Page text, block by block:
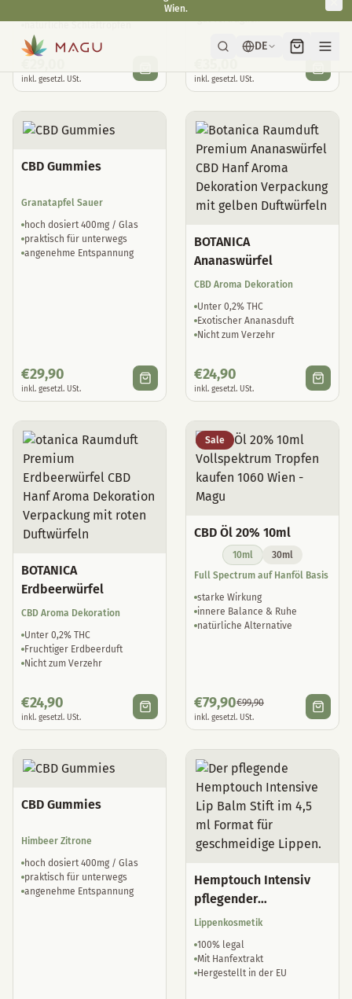
inkl. gesetzl. USt.
gut verträglich
inkl. gesetzl. USt.
CBD Gummies
Granatapfel Sauer
hoch dosiert 400mg / Glas
praktisch für unterwegs
angenehme Entspannung
€29,90
inkl. gesetzl. USt.
BOTANICA
Ananaswürfel
CBD Aroma Dekoration
Unter 0,2% THC
Exotischer Ananasduft
Nicht zum Verzehr
€24,90
inkl. gesetzl. USt.
BOTANICA
Erdbeerwürfel
CBD Aroma Dekoration
Unter 0,2% THC
Fruchtiger Erdbeerduft
Nicht zum Verzehr
€24,90
inkl. gesetzl. USt.
Sale
CBD Öl 20% 10ml
10ml
30ml
Full Spectrum auf Hanföl Basis
starke Wirkung
innere Balance & Ruhe
natürliche Alternative
€79,90€99,90
inkl. gesetzl. USt.
CBD Gummies
Himbeer Zitrone
hoch dosiert 400mg / Glas
praktisch für unterwegs
angenehme Entspannung
Hemptouch Intensiv
pflegender
Lippenbalsam
Lippenkosmetik
100% legal
Mit Hanfextrakt
Hergestellt in der EU